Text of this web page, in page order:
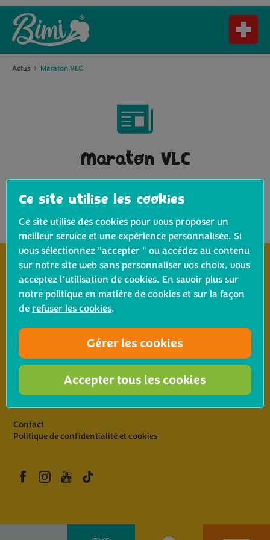
Actus Maraton VLC
Maraton VLC
Aucun article trouvé
Ce site utilise les cookies
Ce site utilise des cookies pour vous proposer un
meilleur service et une expérience personnalisée. Si
vous sélectionnez "accepter " ou accédez au contenu
sur notre site web sans personnaliser vos choix, vous
acceptez l’utilisation de cookies. En savoir plus sur
notre politique en matière de cookies et sur la façon
de refuser les cookies.
Gérer les cookies
Accepter tous les cookies
Où trouver le Bimi® brocoli
Tarte aux brocolis Bimi® et à la mozzarella
10 raisons d’aimer le Bimi® brocoli
Contact
Politique de confidentialité et cookies